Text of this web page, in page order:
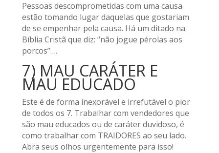
Pessoas descomprometidas com uma causa
estão tomando lugar daquelas que gostariam
de se empenhar pela causa. Há um ditado na
Bíblia Cristã que diz: “não jogue pérolas aos
porcos”….
7) MAU CARÁTER E
MAU EDUCADO
Este é de forma inexorável e irrefutável o pior
de todos os 7. Trabalhar com vendedores que
são mau educados ou de caráter duvidoso, é
como trabalhar com TRAIDORES ao seu lado.
Abra seus olhos urgentemente para isso!